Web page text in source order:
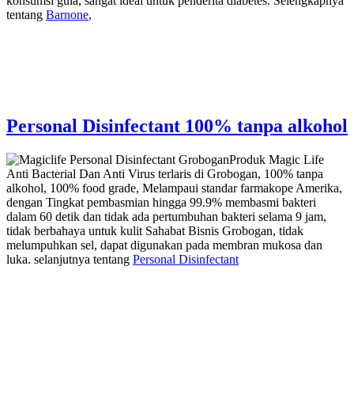
tentang Barnone,
Personal Disinfectant 100% tanpa alkohol
Produk Magic Life
Anti Bacterial Dan Anti Virus terlaris di Grobogan, 100% tanpa
alkohol, 100% food grade, Melampaui standar farmakope Amerika,
dengan Tingkat pembasmian hingga 99.9% membasmi bakteri
dalam 60 detik dan tidak ada pertumbuhan bakteri selama 9 jam,
tidak berbahaya untuk kulit Sahabat Bisnis Grobogan, tidak
melumpuhkan sel, dapat digunakan pada membran mukosa dan
luka. selanjutnya tentang Personal Disinfectant